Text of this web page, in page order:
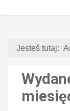
Jesteś tutaj: